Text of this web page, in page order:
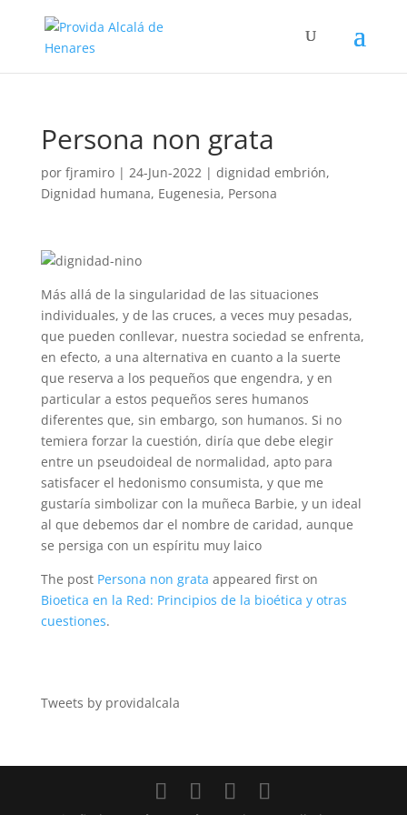
Persona non grata
por fjramiro| 24-Jun-2022| dignidad embrión,
Dignidad humana, Eugenesia, Persona
Más allá de la singularidad de las situaciones
individuales, y de las cruces, a veces muy pesadas,
que pueden conllevar, nuestra sociedad se enfrenta,
en efecto, a una alternativa en cuanto a la suerte
que reserva a los pequeños que engendra, y en
particular a estos pequeños seres humanos
diferentes que, sin embargo, son humanos. Si no
temiera forzar la cuestión, diría que debe elegir
entre un pseudoideal de normalidad, apto para
satisfacer el hedonismo consumista, y que me
gustaría simbolizar con la muñeca Barbie, y un ideal
al que debemos dar el nombre de caridad, aunque
se persiga con un espíritu muy laico
The post Persona non grata appeared first on
Bioetica en la Red: Principios de la bioética y otras
cuestiones.
Tweets by providalcala